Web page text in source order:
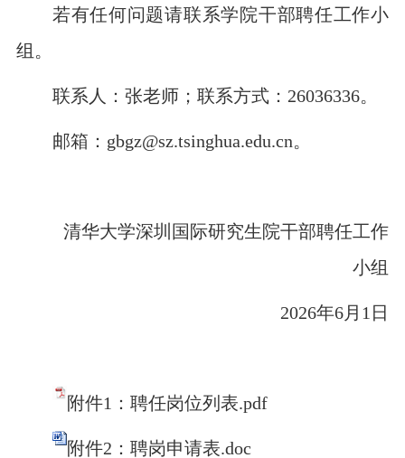
若有任何问题请联系学院干部聘任工作小
组。
联系人：张老师； 联系方式： 26036336。
邮箱： gbgz@sz.tsinghua.edu.cn。
清华大学深圳国际研究生院干部聘任工作
小组
2026年6月1日
附件1：聘任岗位列表.pdf
附件2：聘岗申请表.doc